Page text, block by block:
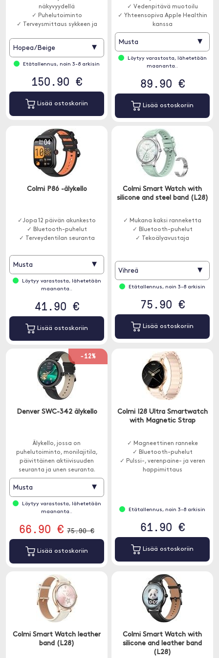
näkyvyydellä
✓ Puhelutoiminto
✓ Terveysmittaus sykkeen ja
Hopea/Beige ▾
Etätallennus, noin 3-8 arkisin
150.90 €
Lisää ostoskoriin
✓ Vedenpitävä muotoilu
✓ Yhteensopiva Apple Healthin
kanssa
Musta ▾
Löytyy varastosta, lähetetään
maananta..
89.90 €
Lisää ostoskoriin
Colmi P86 -älykello
✓Jopa 12 päivän akunkesto
✓ Bluetooth-puhelut
✓ Terveydentilan seuranta
Musta ▾
Löytyy varastosta, lähetetään
maananta..
41.90 €
Lisää ostoskoriin
Colmi Smart Watch with
silicone and steel band (L28)
✓ Mukana kaksi ranneketta
✓ Bluetooth-puhelut
✓ Tekoälyavustaja
Vihreä ▾
Etätallennus, noin 3-8 arkisin
75.90 €
Lisää ostoskoriin
-12%
Denver SWC-342 älykello
Älykello, jossa on
puhelutoiminto, monilajitila,
päivittäinen aktiivisuuden
seuranta ja unen seuranta.
Musta ▾
Löytyy varastosta, lähetetään
maananta..
66.90 € 75.90 €
Lisää ostoskoriin
Colmi I28 Ultra Smartwatch
with Magnetic Strap
✓ Magneettinen ranneke
✓ Bluetooth-puhelut
✓ Pulssi-, verenpaine- ja veren
happimittaus
Etätallennus, noin 3-8 arkisin
61.90 €
Lisää ostoskoriin
Colmi Smart Watch leather
band (L28)
Colmi Smart Watch with
silicone and leather band
(L28)